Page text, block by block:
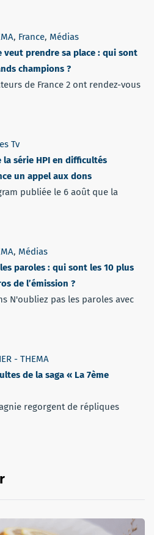
, France, Médias
veut prendre sa place : qui sont
champions ?
de France 2 ont rendez-vous
Tv
la série HPI en difficultés
un appel aux dons
publiée le 6 août que la
, Médias
paroles : qui sont les 10 plus
de l’émission ?
N'oubliez pas les paroles avec
- THEMA
de la saga « La 7ème
regorgent de répliques